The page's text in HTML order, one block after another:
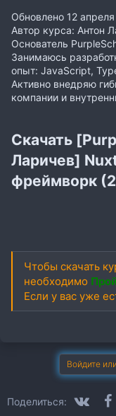
Обновлено 12 апреля
Автор курса: Антон
Основатель
Занимаюсь
опыт: JavaScript,
Активно внедряю
компании и
Скачать
Ларичев]
фреймворк
Чтобы скачать
необходимо
Если у вас уже
Войдите
Поделиться: VK